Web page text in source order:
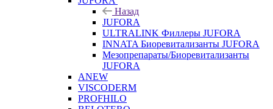
Назад
JUFORA
ULTRALINK Филлеры JUFORA
INNATA Биоревитализанты JUFORA
Мезопрепараты/Биоревитализанты
JUFORA
ANEW
VISCODERM
PROFHILO